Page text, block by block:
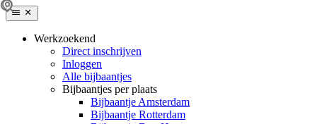
Werkzoekend
Direct inschrijven
Inloggen
Alle bijbaantjes
Bijbaantjes per plaats
Bijbaantje Amsterdam
Bijbaantje Rotterdam